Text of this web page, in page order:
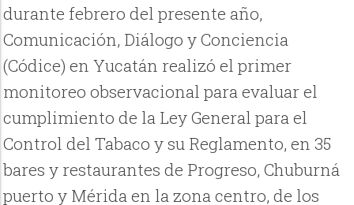
durante febrero del presente año,
Comunicación, Diálogo y Conciencia
(Códice) en Yucatán realizó el primer
monitoreo observacional para evaluar el
cumplimiento de la Ley General para el
Control del Tabaco y su Reglamento, en 35
bares y restaurantes de Progreso, Chuburná
puerto y Mérida en la zona centro, de los